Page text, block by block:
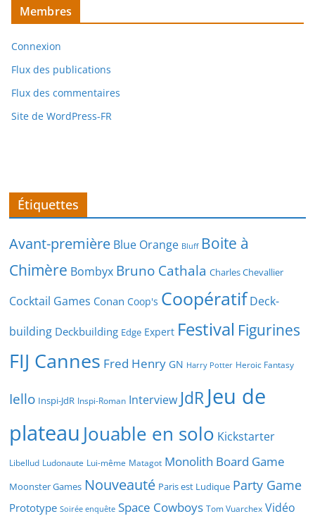
Membres
Connexion
Flux des publications
Flux des commentaires
Site de WordPress-FR
Étiquettes
Avant-première Blue Orange Bluff Boite à
Chimère Bombyx Bruno Cathala Charles Chevallier
Cocktail Games Conan Coop's Coopératif Deck-
building Deckbuilding Edge Expert Festival Figurines
FIJ Cannes Fred Henry GN Harry Potter Heroic Fantasy
Iello Inspi-JdR Inspi-Roman Interview JdRJeu de
plateau Jouable en solo Kickstarter
Libellud Ludonaute Lui-même Matagot Monolith Board Game
Moonster Games Nouveauté Paris est Ludique Party Game
Prototype Soirée enquête Space Cowboys Tom Vuarchex Vidéo